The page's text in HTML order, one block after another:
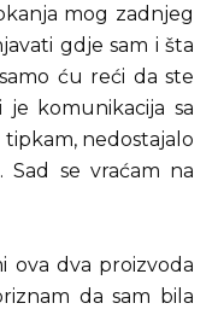
mog zadnjeg
gdje sam i šta
ću reći da ste
je komunikacija sa
tipkam, nedostajalo
Sad se vraćam na
ova dva proizvoda
da sam bila